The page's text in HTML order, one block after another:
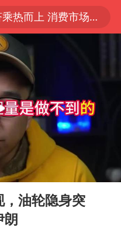
夏日经济乘热而上 消费市场向新而行
棘2026》阵容官宣
谣Bin离队
香港刷新1884年以来最高气温纪录
护市民“菜篮子”
06:04
油轮隐身突
朗